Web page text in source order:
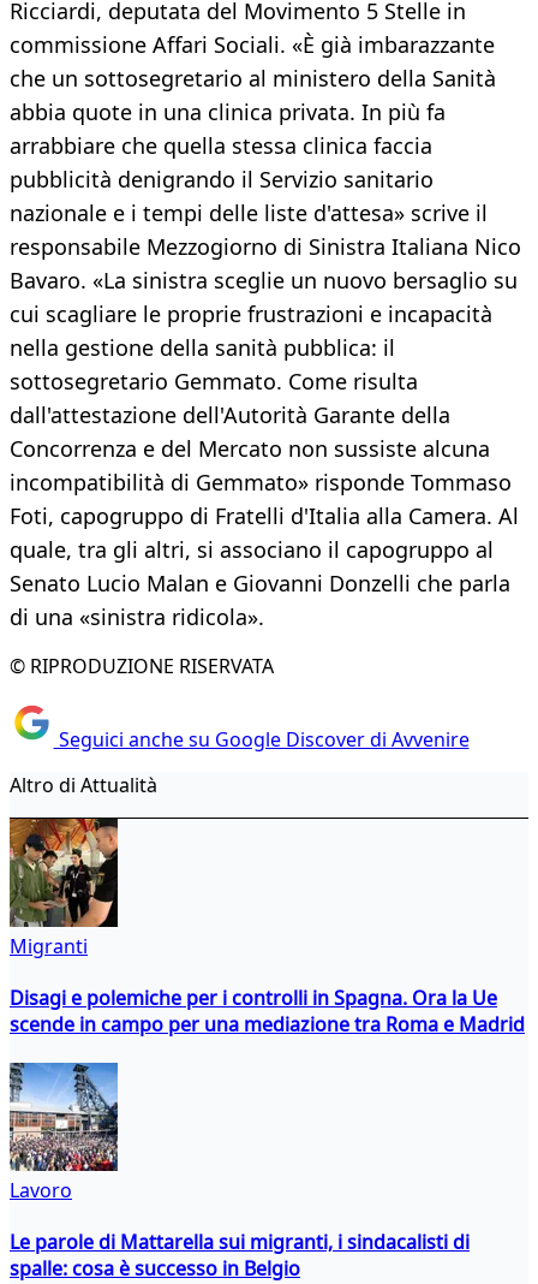
Ricciardi, deputata del Movimento 5 Stelle in
commissione Affari Sociali. «È già imbarazzante
che un sottosegretario al ministero della Sanità
abbia quote in una clinica privata. In più fa
arrabbiare che quella stessa clinica faccia
pubblicità denigrando il Servizio sanitario
nazionale e i tempi delle liste d'attesa» scrive il
responsabile Mezzogiorno di Sinistra Italiana Nico
Bavaro. «La sinistra sceglie un nuovo bersaglio su
cui scagliare le proprie frustrazioni e incapacità
nella gestione della sanità pubblica: il
sottosegretario Gemmato. Come risulta
dall'attestazione dell'Autorità Garante della
Concorrenza e del Mercato non sussiste alcuna
incompatibilità di Gemmato» risponde Tommaso
Foti, capogruppo di Fratelli d'Italia alla Camera. Al
quale, tra gli altri, si associano il capogruppo al
Senato Lucio Malan e Giovanni Donzelli che parla
di una «sinistra ridicola».
© RIPRODUZIONE RISERVATA
Seguici anche su Google Discover di Avvenire
Altro di Attualità
Migranti
Disagi e polemiche per i controlli in Spagna. Ora la Ue
scende in campo per una mediazione tra Roma e Madrid
Lavoro
Le parole di Mattarella sui migranti, i sindacalisti di
spalle: cosa è successo in Belgio